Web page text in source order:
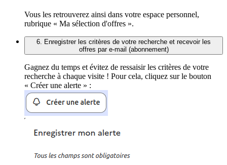
Vous les retrouverez ainsi dans votre espace personnel,
rubrique « Ma sélection d'offres ».
6. Enregistrer les critères de votre recherche et recevoir les
offres par e-mail (abonnement)
Gagnez du temps et évitez de ressaisir les critères de votre
recherche à chaque visite ! Pour cela, cliquez sur le bouton
« Créer une alerte » :